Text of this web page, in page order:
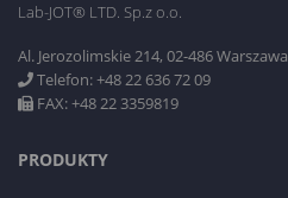
Lab-JOT® LTD. Sp.z o.o.
Al. Jerozolimskie 214, 02-486 Warszawa
Telefon: +48 22 636 72 09
FAX: +48 22 3359819
PRODUKTY